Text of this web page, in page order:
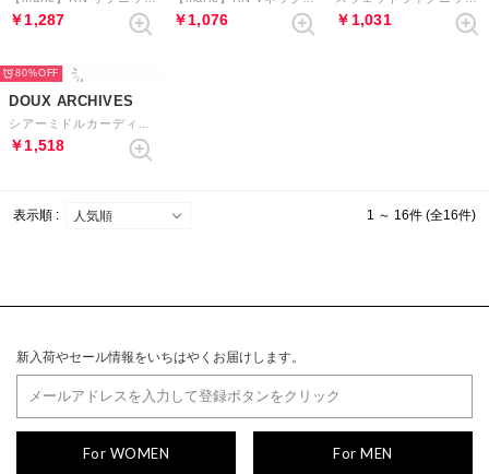
￥1,287 ￥1,076 ￥1,031
80%
DOUX ARCHIVES
￥1,518
表示順 : 1 ～ 16件 (全16件)
新入荷やセール情報をいちはやくお届けします。
For WOMEN For MEN